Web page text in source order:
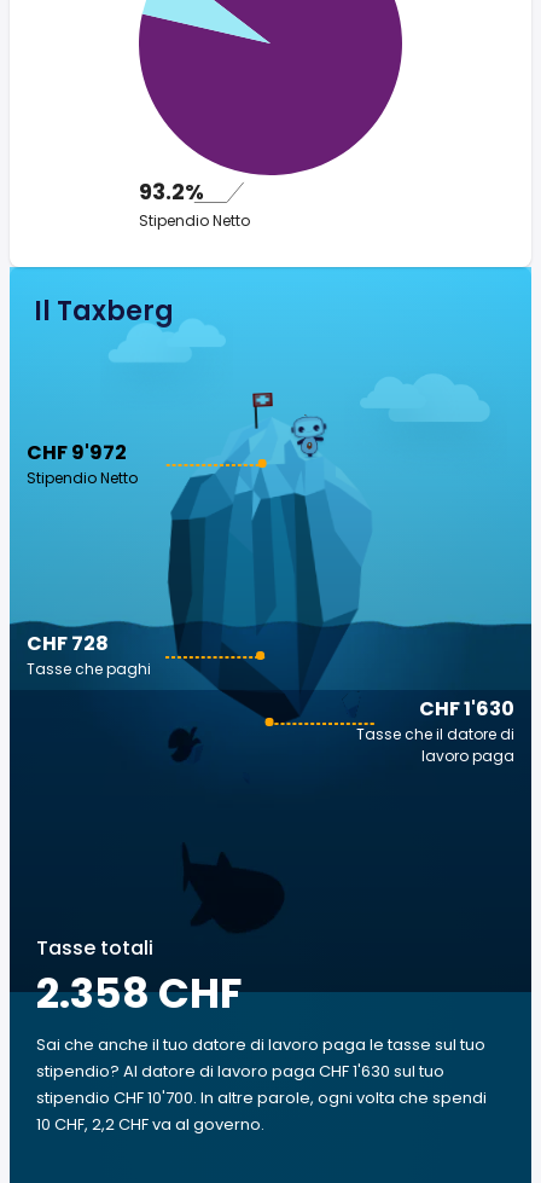
93.2%
Stipendio Netto
Il Taxberg
CHF 9'972
Stipendio Netto
CHF 1'630
Tasse che il datore di
lavoro paga
CHF 728
Tasse che paghi
Tasse totali
2.358 CHF
Sai che anche il tuo datore di lavoro paga le tasse sul tuo
stipendio? Al datore di lavoro paga CHF 1'630 sul tuo
stipendio CHF 10'700. In altre parole, ogni volta che spendi
10 CHF, 2,2 CHF va al governo.